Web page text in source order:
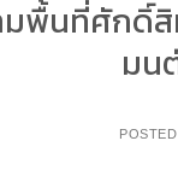
มพื้นที่ศักดิ์
มน